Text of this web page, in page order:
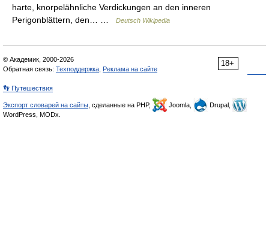
harte, knorpelähnliche Verdickungen an den inneren
Perigonblättern, den… …
Deutsch Wikipedia
18+
© Академик, 2000-2026
Обратная связь: Техподдержка Реклама на сайте
👣 Путешествия
Экспорт словарей на сайты , сделанные на PHP, Joomla,
Drupal,
WordPress, MODx.